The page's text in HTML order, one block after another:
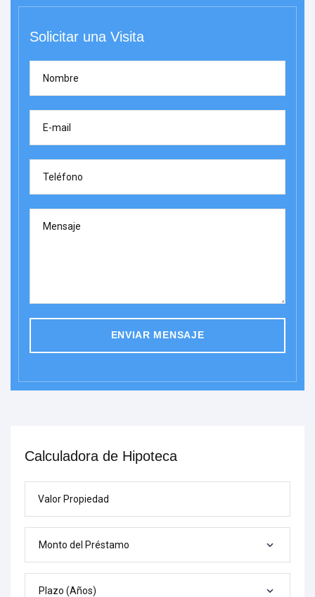
Solicitar una Visita
Nombre
E-mail
Teléfono
Mensaje
ENVIAR MENSAJE
Calculadora de Hipoteca
Valor Propiedad
Monto del Préstamo
Plazo (Años)